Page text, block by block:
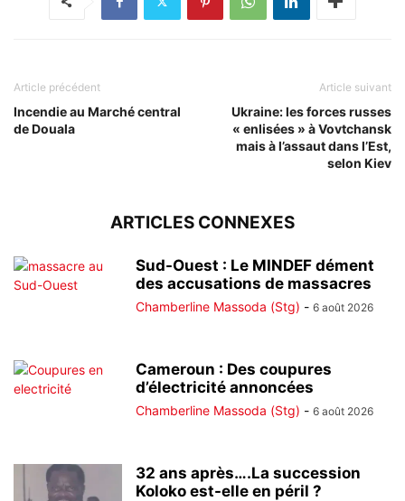
Article précédent
Incendie au Marché central
de Douala
Article suivant
Ukraine: les forces russes
« enlisées » à Vovtchansk
mais à l’assaut dans l’Est,
selon Kiev
ARTICLES CONNEXES
Sud-Ouest : Le MINDEF dément
des accusations de massacres
Chamberline Massoda (Stg) - 6 août 2026
Cameroun : Des coupures
d’électricité annoncées
Chamberline Massoda (Stg) - 6 août 2026
32 ans après….La succession
Koloko est-elle en péril ?